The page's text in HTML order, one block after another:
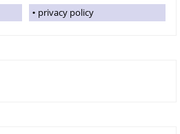
privacy policy